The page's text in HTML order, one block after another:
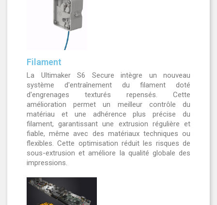
Filament
La Ultimaker S6 Secure intègre un nouveau
système d'entraînement du filament doté
d'engrenages texturés repensés. Cette
amélioration permet un meilleur contrôle du
matériau et une adhérence plus précise du
filament, garantissant une extrusion régulière et
fiable, même avec des matériaux techniques ou
flexibles. Cette optimisation réduit les risques de
sous-extrusion et améliore la qualité globale des
impressions.